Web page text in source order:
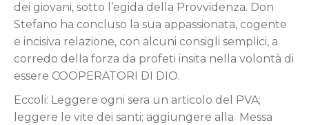
dei giovani, sotto l’egida della Provvidenza. Don
Stefano ha concluso la sua appassionata, cogente
e incisiva relazione, con alcuni consigli semplici, a
corredo della forza da profeti insita nella volontà di
essere COOPERATORI DI DIO.
Eccoli: Leggere ogni sera un articolo del PVA;
leggere le vite dei santi; aggiungere alla Messa